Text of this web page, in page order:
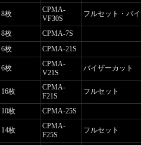
8枚
CPMA-
VF30S
フルセット・バ
8枚
CPMA-7S
6枚 CPMA-21S
6枚
CPMA-
V21S
バイザーカット
16枚
CPMA-
F21S
フルセット
10枚 CPMA-25S
14枚
CPMA-
F25S
フルセット